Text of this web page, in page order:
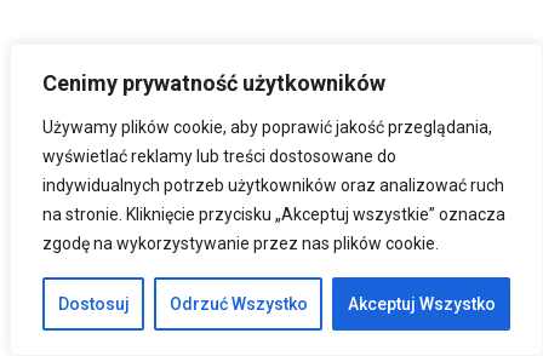
Cenimy prywatność użytkowników
Używamy plików cookie, aby poprawić jakość przeglądania,
wyświetlać reklamy lub treści dostosowane do
indywidualnych potrzeb użytkowników oraz analizować ruch
na stronie. Kliknięcie przycisku „Akceptuj wszystkie” oznacza
zgodę na wykorzystywanie przez nas plików cookie.
Dostosuj Odrzuć Wszystko Akceptuj Wszystko